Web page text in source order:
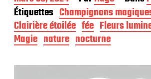
a
t
e
d
e
u
Étiquettes Champignons
Clairière étoilée fée Fleurs
Magie nature nocturne